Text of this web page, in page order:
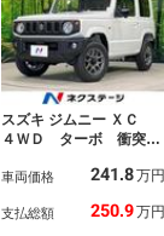
スズキ ジムニー ＸＣ
４ＷＤ ターボ 衝突被
ークルーズ 禁煙車 コ
トキー ＬＥＤヘッド
車両価格 241.8万円
支払総額 250.9万円